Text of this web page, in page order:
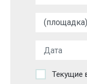
Текущие